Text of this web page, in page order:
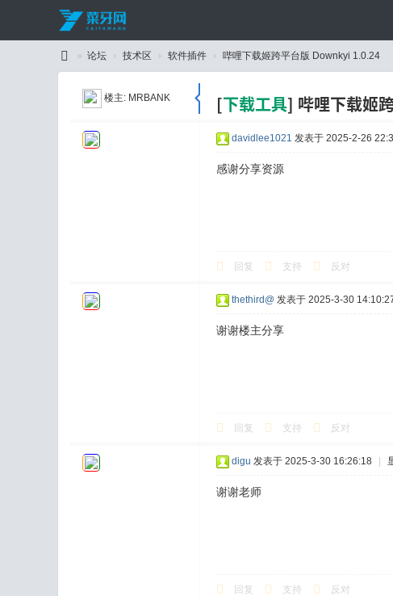
» 论坛 › 技术区 › 软件插件 › 哔哩下载姬跨平台版 Downkyi 1.0.24
楼主: MRBANK [下载工具] 哔哩下载姬
davidlee1021 发表于 2025-2-26
感谢分享资源
回复 支持 反对
thethird@ 发表于 2025-3-30
谢谢楼主分享
回复 支持 反对
digu 发表于 2025-3-30 16:26:18
谢谢老师
回复 支持 反对